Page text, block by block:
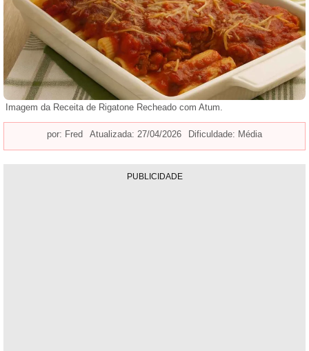
Imagem da Receita de Rigatone Recheado com Atum.
por: Fred Atualizada: 27/04/2026 Dificuldade: Média
PUBLICIDADE